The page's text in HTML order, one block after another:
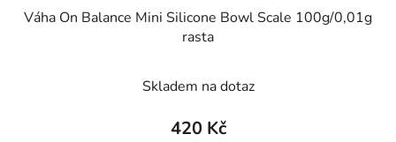
Váha On Balance Mini Silicone Bowl Scale 100g/0,01g
rasta
Skladem na dotaz
420 Kč